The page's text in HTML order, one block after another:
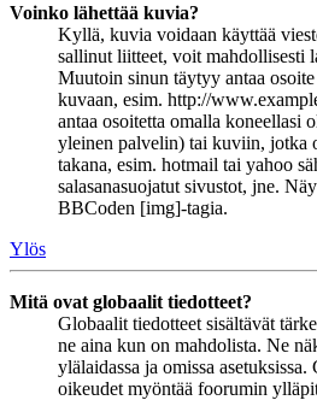
Voinko lähettää kuvia?
Kyllä, kuvia voidaan käyttää
sallinut liitteet, voit mahdollisesti
Muutoin sinun täytyy antaa
kuvaan, esim. http://
antaa osoitetta omalla koneellasi
yleinen palvelin) tai kuviin, jotka
takana, esim. hotmail tai yahoo
salasanasuojatut sivustot, jne.
BBCoden [img]-tagia.
Ylös
Mitä ovat globaalit tiedotteet?
Globaalit tiedotteet sisältävät
ne aina kun on mahdolista. Ne
ylälaidassa ja omissa
oikeudet myöntää foorumin